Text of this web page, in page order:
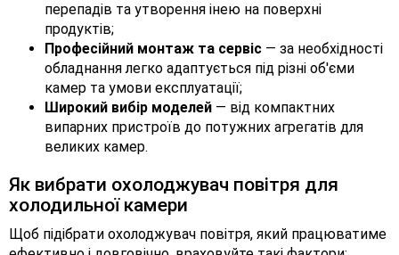
перепадів та утворення інею на поверхні
продуктів;
Професійний монтаж та сервіс — за необхідності
обладнання легко адаптується під різні об'єми
камер та умови експлуатації;
Широкий вибір моделей — від компактних
випарних пристроїв до потужних агрегатів для
великих камер.
Як вибрати охолоджувач повітря для
холодильної камери
Щоб підібрати охолоджувач повітря, який працюватиме